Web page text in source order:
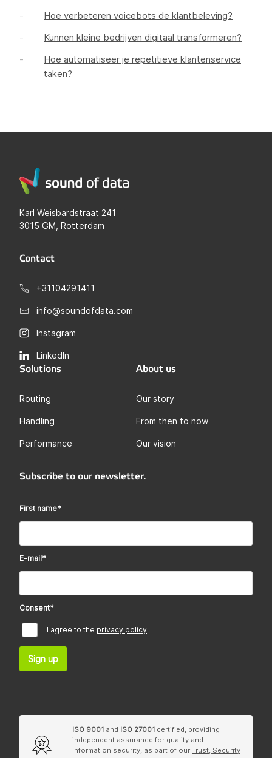
Hoe verbeteren voicebots de klantbeleving?
Kunnen kleine bedrijven digitaal transformeren?
Hoe automatiseer je repetitieve klantenservice
taken?
Karl Weisbardstraat 241
3015 GM, Rotterdam
Contact
+31104291411
info@soundofdata.com
Instagram
LinkedIn
Solutions
Routing
Handling
Performance
About us
Our story
From then to now
Our vision
Subscribe to our newsletter.
First name*
E-mail*
Consent*
I agree to the privacy policy.
Sign up
ISO 9001 and ISO 27001 certified, providing
independent assurance for quality and
information security, as part of our Trust, Security